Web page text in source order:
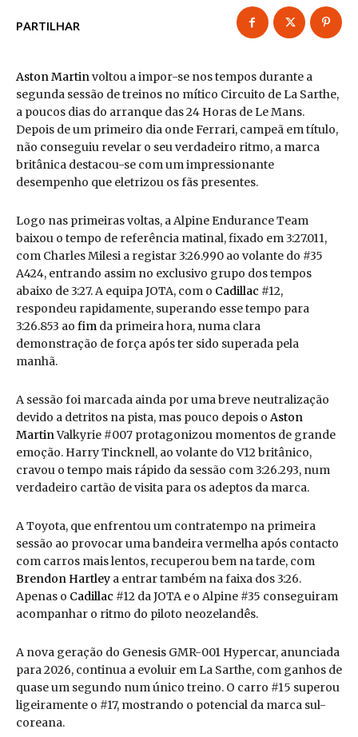
PARTILHAR
Aston Martinvoltou a impor-se nos tempos durante a
segunda sessão de treinos no mítico Circuito de La Sarthe,
a poucos dias do arranque das 24 Horas de Le Mans.
Depois de um primeiro dia onde Ferrari, campeã em título,
não conseguiu revelar o seu verdadeiro ritmo, a marca
britânica destacou-se com um impressionante
desempenho que eletrizou os fãs presentes.
Logo nas primeiras voltas, a Alpine Endurance Team
baixou o tempo de referência matinal, fixado em 3:27.011,
com Charles Milesi a registar 3:26.990 ao volante do #35
A424, entrando assim no exclusivo grupo dos tempos
abaixo de 3:27. A equipa JOTA, com o Cadillac #12,
respondeu rapidamente, superando esse tempo para
3:26.853 ao fim da primeira hora, numa clara
demonstração de força após ter sido superada pela
manhã.
A sessão foi marcada ainda por uma breve neutralização
devido a detritos na pista, mas pouco depois o Aston
MartinValkyrie #007 protagonizou momentos de grande
emoção. Harry Tincknell, ao volante do V12 britânico,
cravou o tempo mais rápido da sessão com 3:26.293, num
verdadeiro cartão de visita para os adeptos da marca.
A Toyota, que enfrentou um contratempo na primeira
sessão ao provocar uma bandeira vermelha após contacto
com carros mais lentos, recuperou bem na tarde, com
Brendon Hartley a entrar também na faixa dos 3:26.
Apenas o Cadillac #12 da JOTA e o Alpine #35 conseguiram
acompanhar o ritmo do piloto neozelandês.
A nova geração do Genesis GMR-001 Hypercar, anunciada
para 2026, continua a evoluir em La Sarthe, com ganhos de
quase um segundo num único treino. O carro #15 superou
ligeiramente o #17, mostrando o potencial da marca sul-
coreana.